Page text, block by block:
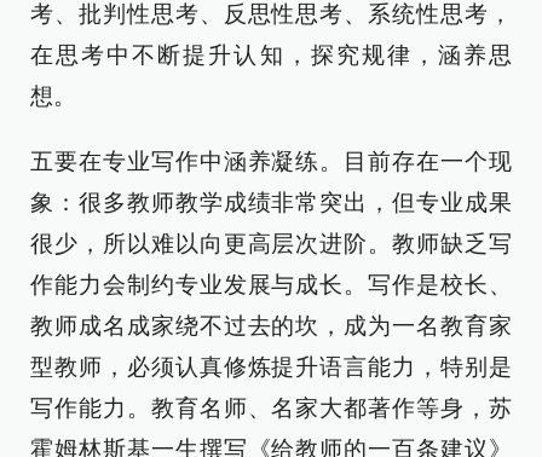
考、批判性思考、反思性思考、系统性思考，
在思考中不断提升认知，探究规律，涵养思
想。
五要在专业写作中涵养凝练。目前存在一个现
象：很多教师教学成绩非常突出，但专业成果
很少，所以难以向更高层次进阶。教师缺乏写
作能力会制约专业发展与成长。写作是校长、
教师成名成家绕不过去的坎，成为一名教育家
型教师，必须认真修炼提升语言能力，特别是
写作能力。教育名师、名家大都著作等身，苏
霍姆林斯基一生撰写《给教师的一百条建议》